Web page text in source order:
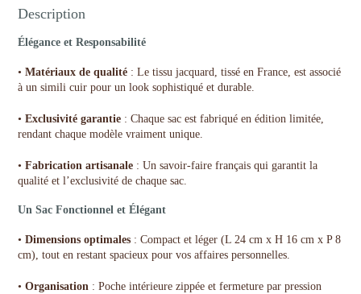
Description
Élégance et Responsabilité
•Matériaux de qualité : Le tissu jacquard, tissé en France, est associé
à un simili cuir pour un look sophistiqué et durable.
•Exclusivité garantie : Chaque sac est fabriqué en édition limitée,
rendant chaque modèle vraiment unique.
•Fabrication artisanale : Un savoir-faire français qui garantit la
qualité et l’exclusivité de chaque sac.
Un Sac Fonctionnel et Élégant
•Dimensions optimales : Compact et léger (L 24 cm x H 16 cm x P 8
cm), tout en restant spacieux pour vos affaires personnelles.
•Organisation : Poche intérieure zippée et fermeture par pression